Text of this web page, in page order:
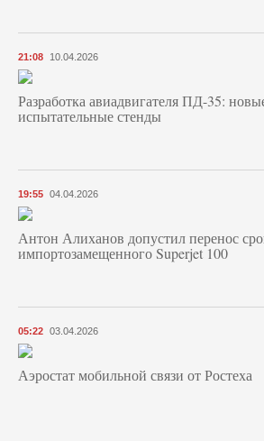
21:08 10.04.2026
Разработка авиадвигателя ПД-35:
испытательные стенды
19:55 04.04.2026
Антон Алиханов допустил перенос
импортозамещенного Superjet 100
05:22 03.04.2026
Аэростат мобильной связи от Ростеха